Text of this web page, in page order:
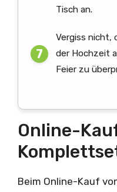
Tisch an.
Vergiss nicht,
der Hochzeit
Feier zu
Online-
Beim Online-Kauf